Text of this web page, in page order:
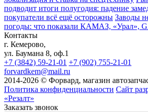
подводит итоги полугодия: падение
покупатели всё ещё осторожны Заводы
погоды: что показали КАМАЗ, «Урал»,
Контакты
г. Кемерово,
ул. Баумана 8, оф.1
+7 (3842) 59-21-01 +7 (902) 755-21-01
forvardkem@mail.ru
2014-2026 © Форвард, магазин
Политика конфиденциальности Сайт
«Резалт»
Заказать звонок